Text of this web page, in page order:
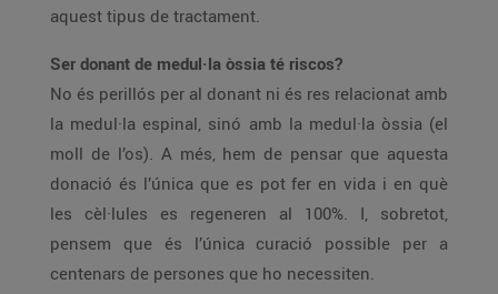
aquest tipus de tractament.
Ser donant de medul·la òssia té riscos?
No és perillós per al donant ni és res relacionat amb
la medul·la espinal, sinó amb la medul·la òssia (el
moll de l’os). A més, hem de pensar que aquesta
donació és l’única que es pot fer en vida i en què
les cèl·lules es regeneren al 100%. I, sobretot,
pensem que és l’única curació possible per a
centenars de persones que ho necessiten.